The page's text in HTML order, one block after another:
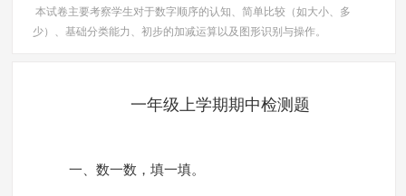
本试卷主要考察学生对于数字顺序的认知、简单比较（如大小、多
少）、基础分类能力、初步的加减运算以及图形识别与操作。
一年级上学期期中检测题
一、数一数，填一填。